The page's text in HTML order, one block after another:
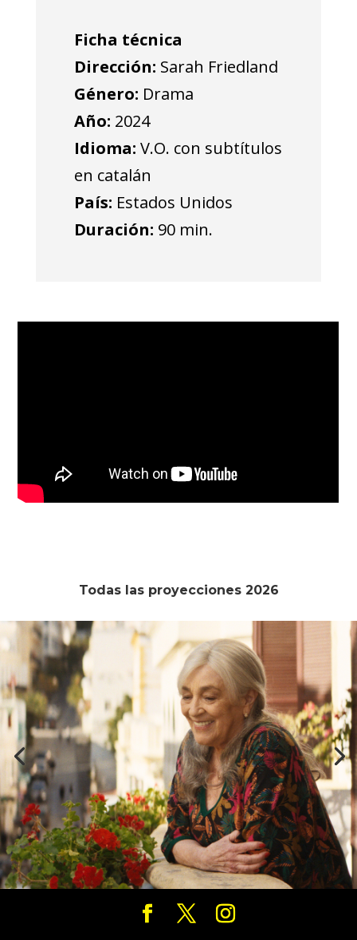
Ficha técnica
Dirección: Sarah Friedland
Género: Drama
Año: 2024
Idioma: V.O. con subtítulos
en catalán
País: Estados Unidos
Duración: 90 min.
Todas las proyecciones 2026